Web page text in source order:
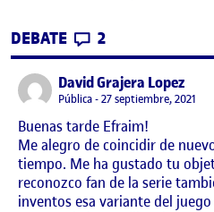
DEBATE CONTRIBUTIONS
2EN LA
David Grajera Lopezsays:
Visibilidad:
Pública 27 septiembre, 2021
Buenas tarde Efraim!
Me alegro de coincidir de
tiempo. Me ha gustado tu
reconozco fan de la serie
inventos esa variante del